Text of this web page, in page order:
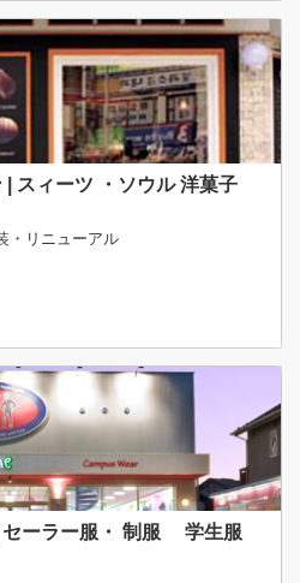
ーツ ・ソウル 洋菓子
・リニューアル
ーラー服・ 制服 学生服